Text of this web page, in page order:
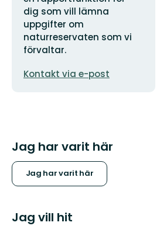
dig som vill lämna
uppgifter om
naturreservaten som vi
förvaltar.
postadress
Kontakt via e-post
Jag har varit här
Jag har varit här
Jag vill hit